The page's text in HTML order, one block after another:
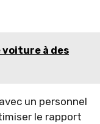
à des
un personnel
le rapport